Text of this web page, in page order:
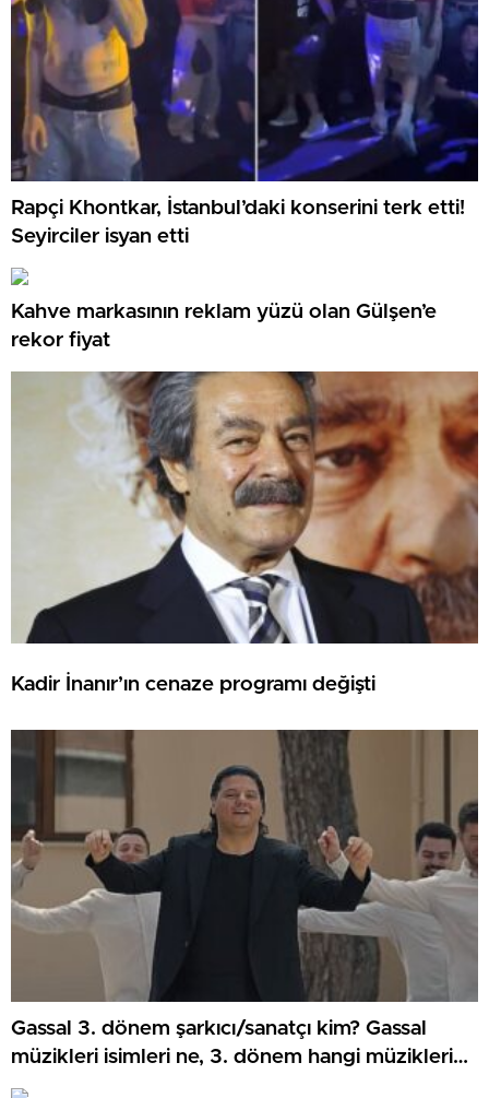
Rapçi Khontkar, İstanbul’daki konserini terk etti!
Seyirciler isyan etti
Kahve markasının reklam yüzü olan Gülşen’e
rekor fiyat
Kadir İnanır’ın cenaze programı değişti
Gassal 3. dönem şarkıcı/sanatçı kim? Gassal
müzikleri isimleri ne, 3. dönem hangi müzikleri
söyledi?